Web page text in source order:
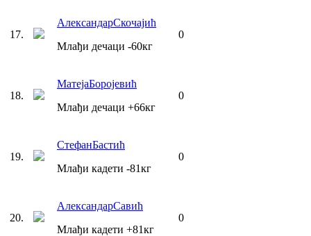
17.
АлександарСкочајић
Млађи дечаци -60кг
0
18.
МатејаБоројевић
Млађи дечаци +66кг
0
19.
СтефанБастић
Млађи кадети -81кг
0
20.
АлександарСавић
Млађи кадети +81кг
0